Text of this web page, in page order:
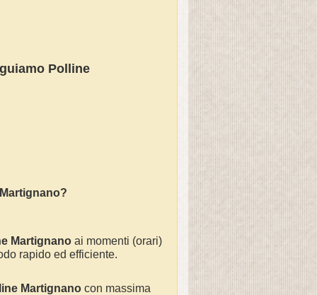
Polline
Martignano ai momenti (orari)
rapido ed efficiente.
Martignano con massima